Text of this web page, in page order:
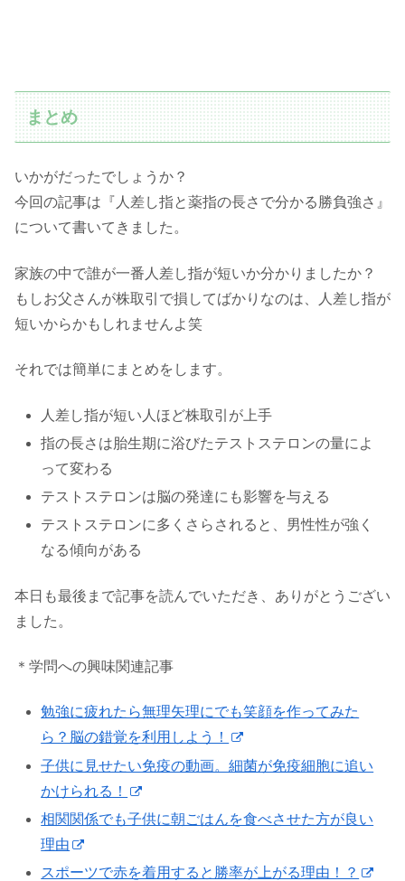
まとめ
いかがだったでしょうか？
今回の記事は『人差し指と薬指の長さで分かる勝負強さ』
について書いてきました。
家族の中で誰が一番人差し指が短いか分かりましたか？
もしお父さんが株取引で損してばかりなのは、人差し指が
短いからかもしれませんよ笑
それでは簡単にまとめをします。
人差し指が短い人ほど株取引が上手
指の長さは胎生期に浴びたテストステロンの量によ
って変わる
テストステロンは脳の発達にも影響を与える
テストステロンに多くさらされると、男性性が強く
なる傾向がある
本日も最後まで記事を読んでいただき、ありがとうござい
ました。
＊学問への興味関連記事
勉強に疲れたら無理矢理にでも笑顔を作ってみた
ら？脳の錯覚を利用しよう！
子供に見せたい免疫の動画。細菌が免疫細胞に追い
かけられる！
相関関係でも子供に朝ごはんを食べさせた方が良い
理由
スポーツで赤を着用すると勝率が上がる理由！？